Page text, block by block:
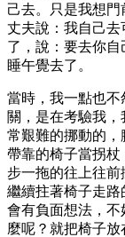
己去。只是我想
丈夫說：我自己
了，說：要去你自
睡午覺去了。
當時，我一點也
關，是在考驗我
常艱難的挪動的
帶靠的椅子當拐
步一拖的往上往
繼續拄著椅子走
會有負面想法，
麼呢？就把椅子